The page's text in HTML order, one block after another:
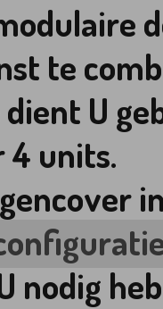
te
U
4 units.
nodig